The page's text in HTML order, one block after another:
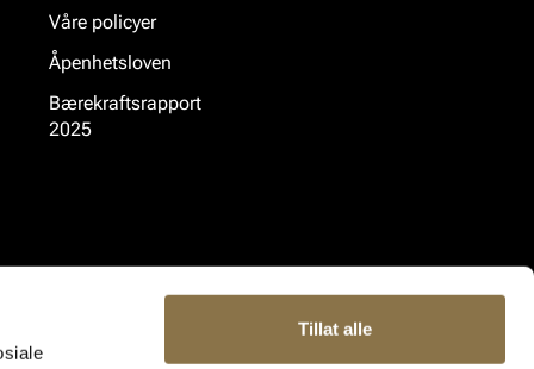
Tillat alle
Våre policyer
Åpenhetsloven
Bærekraftsrapport
2025